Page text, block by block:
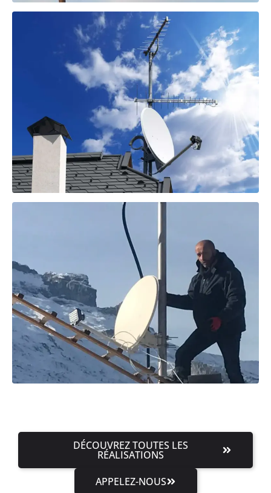
DÉCOUVREZ TOUTES LES
RÉALISATIONS
APPELEZ-NOUS